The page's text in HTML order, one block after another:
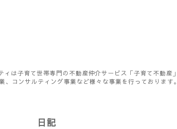
ィは子育て世帯専門の不動産仲介サービス「子育て不動
、コンサルティング事業など様々な事業を行っております。
日記